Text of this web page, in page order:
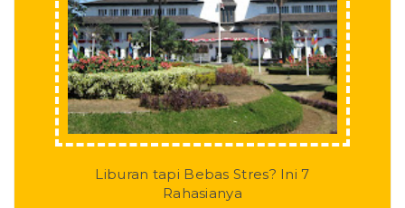
Liburan tapi Bebas Stres? Ini 7
Rahasianya